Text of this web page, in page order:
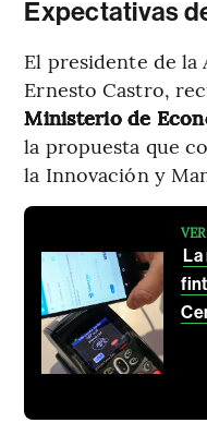
Expectativas
El presidente de la
Ernesto Castro,
Ministerio de
la propuesta que
la Innovación y
La